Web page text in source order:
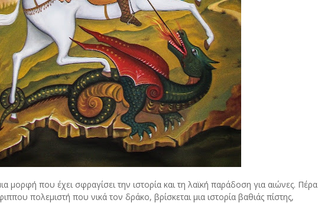
μορφή που έχει σφραγίσει την ιστορία και τη λαϊκή παράδοση για αιώνες. Πέρα
πολεμιστή που νικά τον δράκο, βρίσκεται μια ιστορία βαθιάς πίστης,